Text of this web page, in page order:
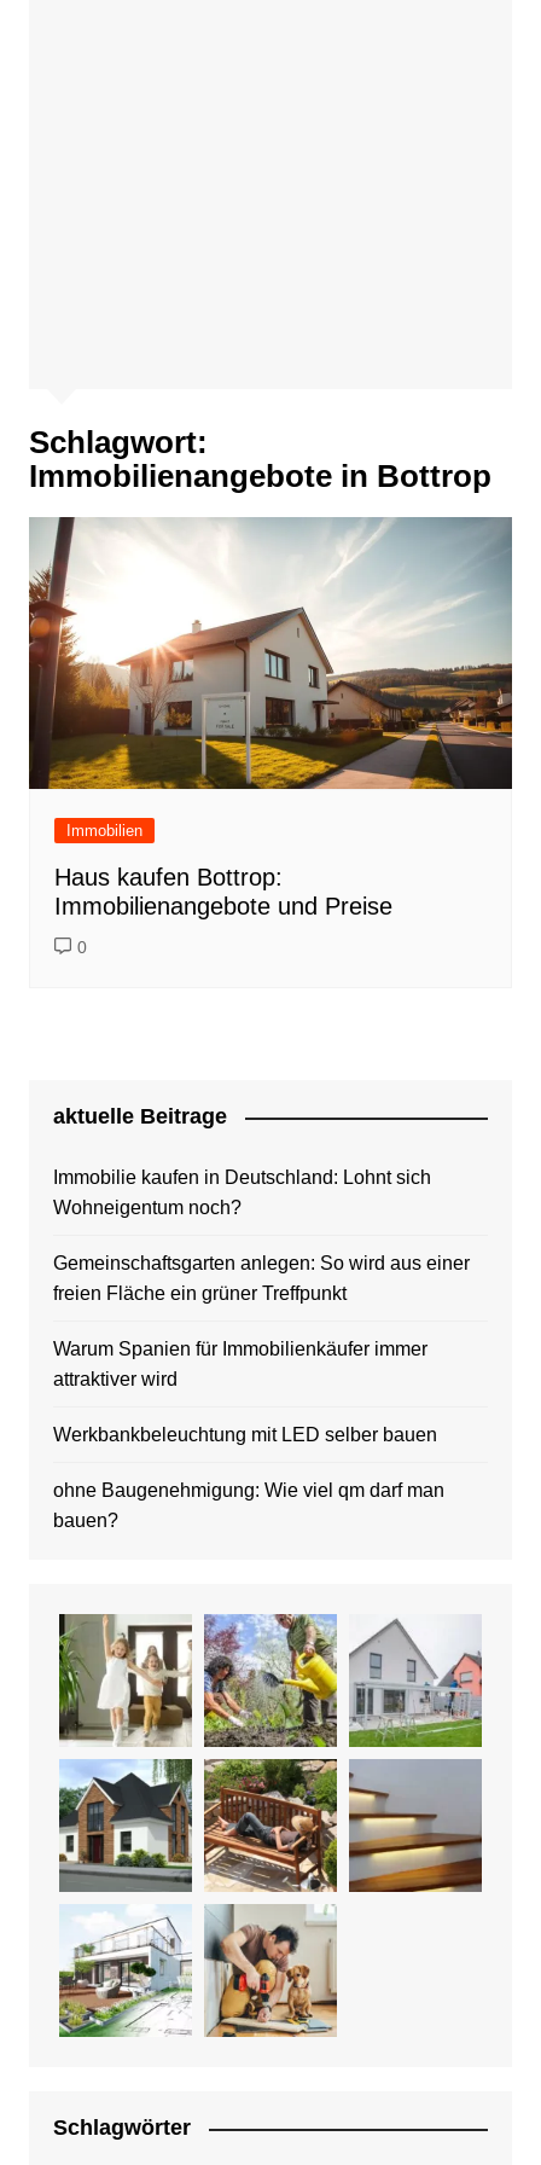
Schlagwort:
Immobilienangebote in Bottrop
Immobilien
Haus kaufen Bottrop:
Immobilienangebote und Preise
0
aktuelle Beitrage
Immobilie kaufen in Deutschland: Lohnt sich
Wohneigentum noch?
Gemeinschaftsgarten anlegen: So wird aus einer
freien Fläche ein grüner Treffpunkt
Warum Spanien für Immobilienkäufer immer
attraktiver wird
Werkbankbeleuchtung mit LED selber bauen
ohne Baugenehmigung: Wie viel qm darf man
bauen?
Schlagwörter